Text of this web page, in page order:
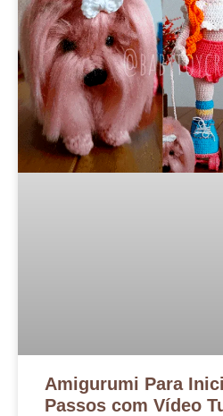
Amigurumi Para
Passos com Vídeo